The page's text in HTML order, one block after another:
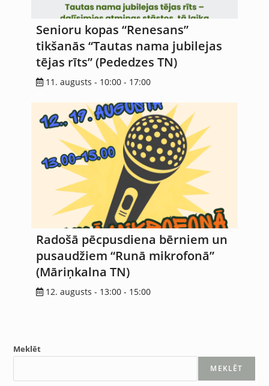
Senioru kopas “Renesans”
tikšanās “Tautas nama jubilejas
tējas rīts” (Pededzes TN)
11. augusts - 10:00 - 17:00
Radošā pēcpusdiena bērniem un
pusaudžiem “Runā mikrofonā”
(Māriņkalna TN)
12. augusts - 13:00 - 15:00
Meklēt
MEKLĒT